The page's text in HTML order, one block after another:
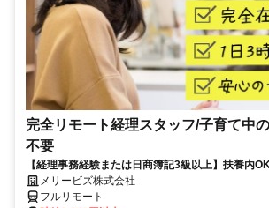
完全リモート経理スタッフ/子育て中
不要
【経理事務経験または日商簿記3級以上】扶養内
完全在宅で育児・介護中の方も大歓迎♪
メリービズ株式会社
フルリモート